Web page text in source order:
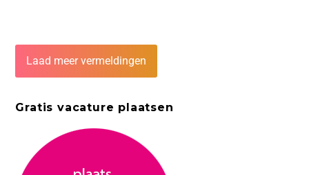
Laad meer vermeldingen
Gratis vacature plaatsen